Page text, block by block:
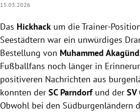
15.03.2026
Das Hickhack um die Trainer-
Seestädtern war ein unwürdiges
Bestellung von Muhammed
Fußballfans noch länger in
positiveren Nachrichten aus
konnten der SC Parndorfund der SV
Obwohl bei den Südburgenländern